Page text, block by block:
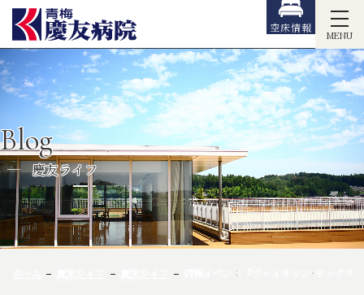
MENU
空床情報
Blog
慶友ライフ
病棟イベント「ヴァイオリン･サックス･